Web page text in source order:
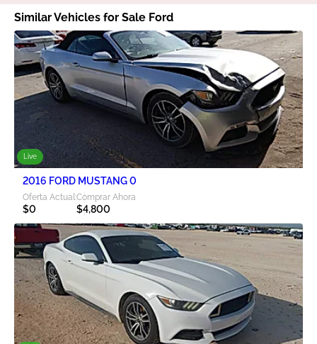
Similar Vehicles for Sale Ford
Live
2016 FORD MUSTANG 0
Oferta Actual:
$0
Comprar Ahora
$4,800